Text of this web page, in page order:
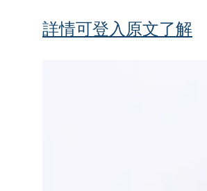
詳情可登入原文了解